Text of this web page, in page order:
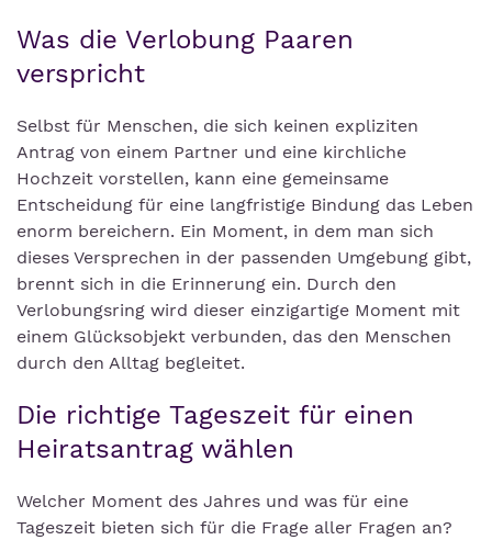
Was die Verlobung Paaren
verspricht
Selbst für Menschen, die sich keinen expliziten
Antrag von einem Partner und eine kirchliche
Hochzeit vorstellen, kann eine gemeinsame
Entscheidung für eine langfristige Bindung das Leben
enorm bereichern. Ein Moment, in dem man sich
dieses Versprechen in der passenden Umgebung gibt,
brennt sich in die Erinnerung ein. Durch den
Verlobungsring wird dieser einzigartige Moment mit
einem Glücksobjekt verbunden, das den Menschen
durch den Alltag begleitet.
Die richtige Tageszeit für einen
Heiratsantrag wählen
Welcher Moment des Jahres und was für eine
Tageszeit bieten sich für die Frage aller Fragen an?